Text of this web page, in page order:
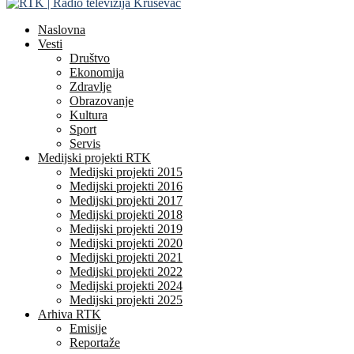
Naslovna
Vesti
Društvo
Ekonomija
Zdravlje
Obrazovanje
Kultura
Sport
Servis
Medijski projekti RTK
Medijski projekti 2015
Medijski projekti 2016
Medijski projekti 2017
Medijski projekti 2018
Medijski projekti 2019
Medijski projekti 2020
Medijski projekti 2021
Medijski projekti 2022
Medijski projekti 2024
Medijski projekti 2025
Arhiva RTK
Emisije
Reportaže